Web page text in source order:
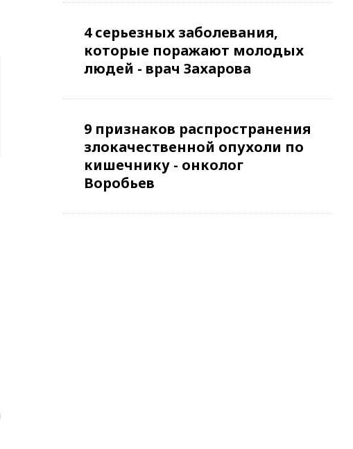
4 серьезных заболевания,
которые поражают молодых
людей - врач Захарова
9 признаков распространения
злокачественной опухоли по
кишечнику - онколог
Воробьев